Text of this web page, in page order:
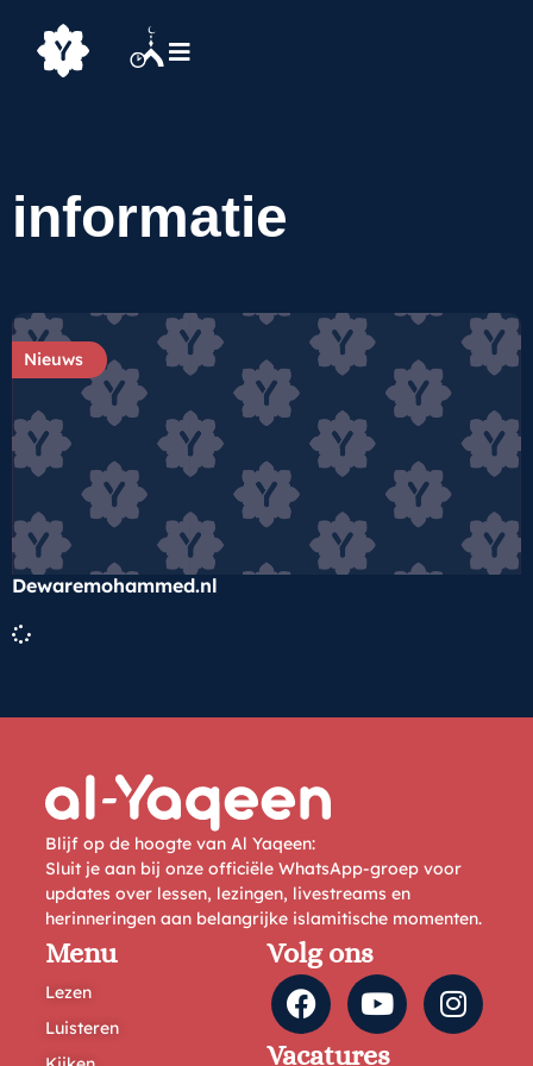
informatie
Nieuws
Dewaremohammed.nl
Blijf op de hoogte van Al Yaqeen:
Sluit je aan bij onze officiële WhatsApp-groep voor
updates over lessen, lezingen, livestreams en
herinneringen aan belangrijke islamitische momenten.
Menu
Lezen
Luisteren
Volg ons
Vacatures